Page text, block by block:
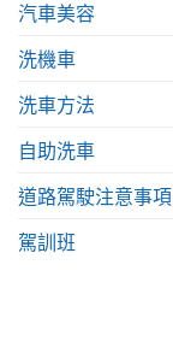
汽車美容
洗機車
洗車方法
自助洗車
道路駕駛注意事項
駕訓班